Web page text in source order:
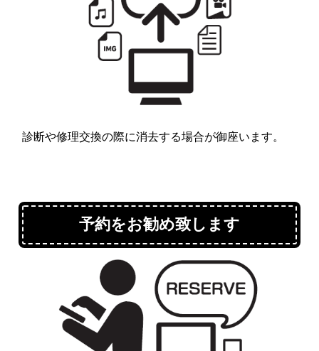
診断や修理交換の際に消去する場合が御座います。
予約をお勧め致します